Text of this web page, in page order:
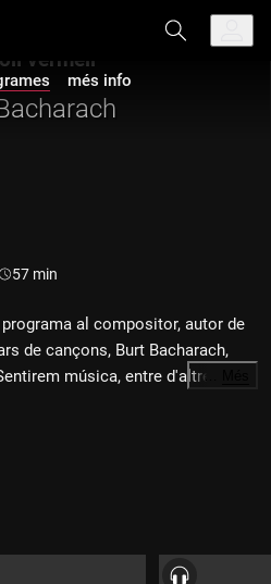
més info
vermell
Durada:
57 min
al compositor, autor de
de cançons, Burt Bacharach,
música, entre d'altres, de
això, gateta?", "La boda del meu
"Butch Cassidy and the Sundance
…